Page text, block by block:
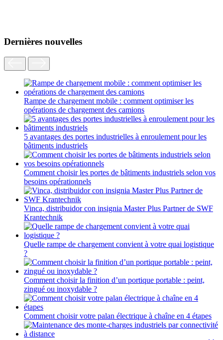
Dernières nouvelles
Rampe de chargement mobile : comment optimiser les
opérations de chargement des camions
5 avantages des portes industrielles à enroulement pour les
bâtiments industriels
Comment choisir les portes de bâtiments industriels selon vos
besoins opérationnels
Vinca, distribuidor con insignia Master Plus Partner de SWF
Krantechnik
Quelle rampe de chargement convient à votre quai logistique
?
Comment choisir la finition d’un portique portable : peint,
zingué ou inoxydable ?
Comment choisir votre palan électrique à chaîne en 4 étapes